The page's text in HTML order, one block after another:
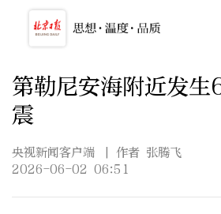
第勒尼安海附近发
震
央视新闻客户端
| 作者 张腾飞
2026-06-02 06:51